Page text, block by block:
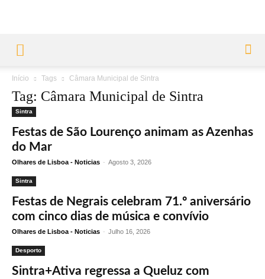
Início Tags Câmara Municipal de Sintra
Tag: Câmara Municipal de Sintra
Sintra
Festas de São Lourenço animam as Azenhas
do Mar
Olhares de Lisboa - Noticias - Agosto 3, 2026
Sintra
Festas de Negrais celebram 71.º aniversário
com cinco dias de música e convívio
Olhares de Lisboa - Noticias - Julho 16, 2026
Desporto
Sintra+Ativa regressa a Queluz com